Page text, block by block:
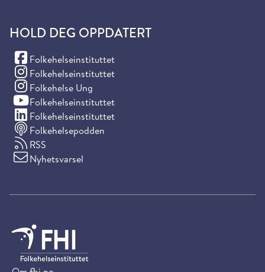
HOLD DEG OPPDATERT
Folkehelseinstituttet
(Facebook)
Folkehelseinstituttet
(Instagram)
Folkehelse Ung
(Instagram)
Folkehelseinstituttet
(YouTube)
Folkehelseinstituttet
(LinkedIn)
Folkehelsepodden
RSS
Nyhetsvarsel